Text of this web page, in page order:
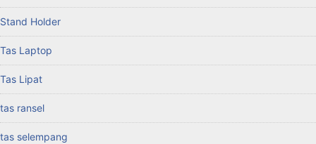
Stand Holder
Tas Laptop
Tas Lipat
tas ransel
tas selempang